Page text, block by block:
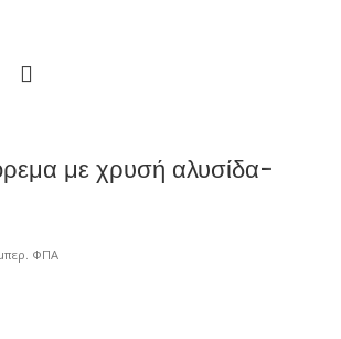
με χρυσή αλυσίδα-
ΦΠΑ